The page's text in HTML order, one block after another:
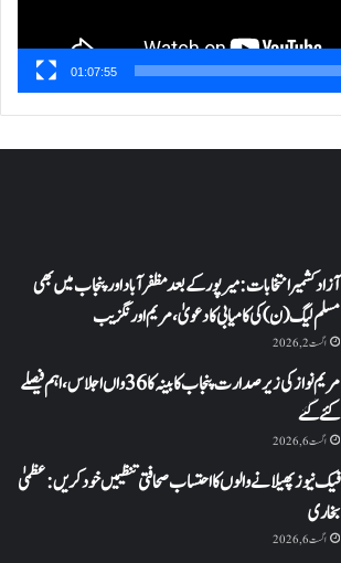
01:07:55
آزاد کشمیر انتخابات: میرپور کے بعد مظفرآباد اور پنجاب میں بھی
مسلم لیگ (ن) کی کامیابی کا دعویٰ، مریم اورنگزیب
اگست 2, 2026
مریم نواز کی زیر صدارت پنجاب کابینہ کا 36واں اجلاس،اہم فیصلے
کئے گئے
اگست 6, 2026
فیک نیوز پھیلانے والوں کا احتساب صحافتی تنظیمیں خود کریں: عظمیٰ
بخاری
اگست 6, 2026